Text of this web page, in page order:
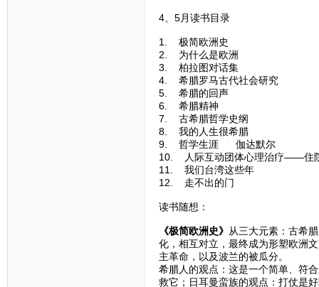
4、5月读书目录
1. 极简欧洲史
2. 为什么是欧洲
3. 柏拉图对话集
4. 希腊罗马古代社会研究
5. 希腊的回声
6. 希腊精神
7. 古希腊哲学史纲
8. 我的人生很希腊
9. 哲学生涯 伽达默尔
10. 人际互动团体心理治疗——住
11. 我们台湾这些年
12. 走不出的门
读书随想：
《极简欧洲史》 从三大元素：古希
化，相互对立，最终成为形塑欧洲
主革命，以及波兰的被瓜分。
希腊人的观点：这是一个简单、符
救它；日耳曼蛮族的观点：打仗是